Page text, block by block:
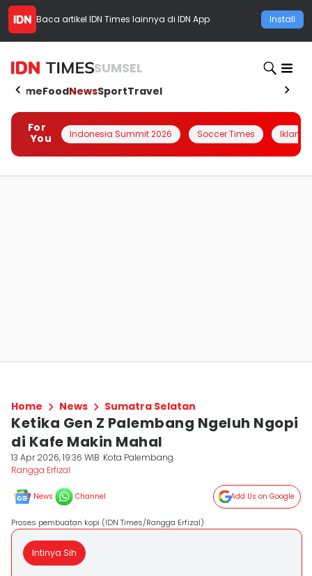
Baca artikel IDN Times lainnya di IDN App Install
SUMSEL
HomeFoodNewsSportTravel
For
You
Indonesia Summit 2026 Soccer Times Iklanin
Home News Sumatra Selatan
Ketika Gen Z Palembang Ngeluh Ngopi
di Kafe Makin Mahal
13 Apr 2026, 19:36 WIB Kota Palembang
Rangga Erfizal
News Channel Add Us on Google
Proses pembuatan kopi (IDN Times/Rangga Erfizal)
Intinya Sih